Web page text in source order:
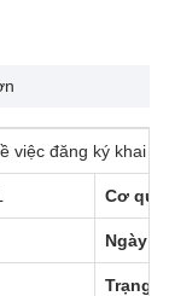
việc đăng ký khai
Cơ
Ngày
Trạng